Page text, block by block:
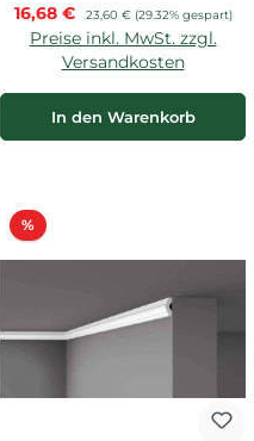
Verkaufspreis:
16,68 € Regulärer Preis:
23,60 € (29.32% gespart)
Preise inkl. MwSt. zzgl.
Versandkosten
In den Warenkorb
%Rabatt